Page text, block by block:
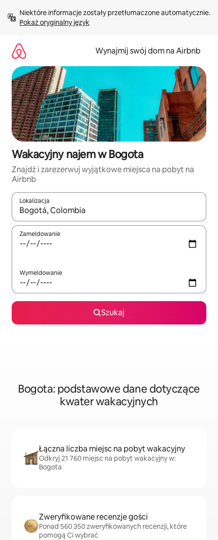
treści Pokaż oryginalny język
Wynajmij swój dom na Airbnb
Wakacyjny najem w Bogota
Znajdź i zarezerwuj wyjątkowe miejsca na pobyt na
Airbnb
Lokalizacja
Gdy wyniki będą dostępne, możesz poruszać się po nich za
Zameldowanie
Wymeldowanie
Szukaj
Bogota: podstawowe dane dotyczące
kwater wakacyjnych
Łączna liczba miejsc na pobyt wakacyjny
Odkryj 21 760 miejsc na pobyt wakacyjny w:
Bogota
Zweryfikowane recenzje gości
Ponad 560 350 zweryfikowanych recenzji, które
pomogą Ci wybrać